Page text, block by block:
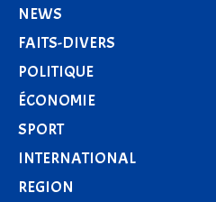
NEWS
FAITS-DIVERS
POLITIQUE
ÉCONOMIE
SPORT
INTERNATIONAL
REGION